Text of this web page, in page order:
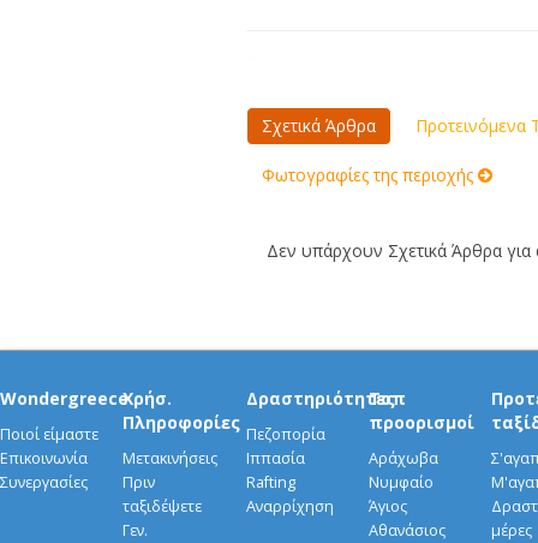
Σχετικά Άρθρα Προτεινόμενα
Φωτογραφίες της περιοχής
Δεν υπάρχουν Σχετικά Άρθρα για
Wondergreece
Ποιοί είμαστε
Επικοινωνία
Συνεργασίες
Χρήσ.
Πληροφορίες
Μετακινήσεις
Πριν
ταξιδέψετε
Γεν.
Δραστηριότητες
Πεζοπορία
Ιππασία
Rafting
Αναρρίχηση
Τοπ
προορισμοί
Αράχωβα
Νυμφαίο
Άγιος
Αθανάσιος
μέρες